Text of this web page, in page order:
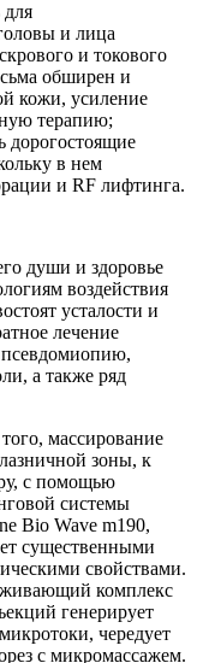
для
и лица
и токового
обширен и
кожи, усиление
терапию;
дорогостоящие
в нем
и RF лифтинга.
души и здоровье
воздействия
усталости и
лечение
псевдомиопию,
а также ряд
массирование
зоны, к
с помощью
системы
Bio Wave m190,
существенными
свойствами.
комплекс
генерирует
чередует
с микромассажем.